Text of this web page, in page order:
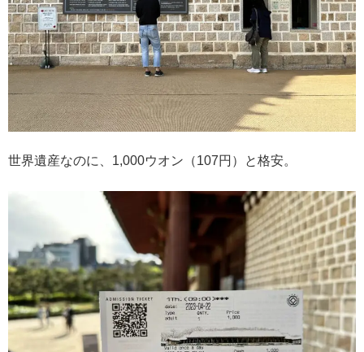
世界遺産なのに、1,000ウオン（107円）と格安。